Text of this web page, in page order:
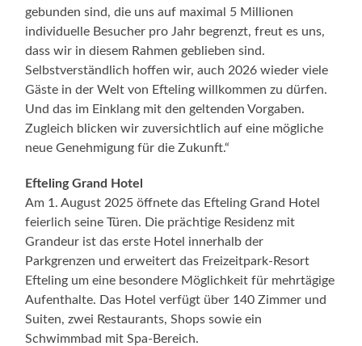
gebunden sind, die uns auf maximal 5 Millionen
individuelle Besucher pro Jahr begrenzt, freut es uns,
dass wir in diesem Rahmen geblieben sind.
Selbstverständlich hoffen wir, auch 2026 wieder viele
Gäste in der Welt von Efteling willkommen zu dürfen.
Und das im Einklang mit den geltenden Vorgaben.
Zugleich blicken wir zuversichtlich auf eine mögliche
neue Genehmigung für die Zukunft.“
Efteling Grand Hotel
Am 1. August 2025 öffnete das Efteling Grand Hotel
feierlich seine Türen. Die prächtige Residenz mit
Grandeur ist das erste Hotel innerhalb der
Parkgrenzen und erweitert das Freizeitpark-Resort
Efteling um eine besondere Möglichkeit für mehrtägige
Aufenthalte. Das Hotel verfügt über 140 Zimmer und
Suiten, zwei Restaurants, Shops sowie ein
Schwimmbad mit Spa-Bereich.